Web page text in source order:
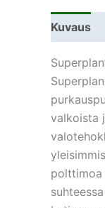
Kuvaus
valkoista
polttimoa